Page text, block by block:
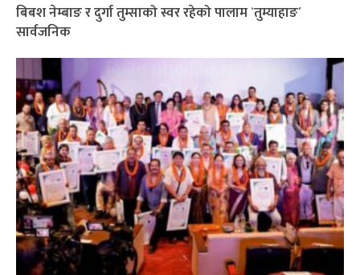
बिबश नेम्बाङ र दुर्गा तुम्साको स्वर रहेको पालाम `तुम्याहाङ´
सार्वजनिक